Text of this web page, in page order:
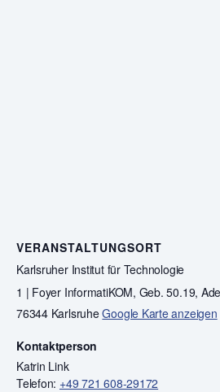
VERANSTALTUNGSORT
Karlsruher Institut für Technologie
1 | Foyer InformatiKOM, Geb. 50.19,
76344 KarlsruheGoogle Karte anzeigen
Kontaktperson
Katrin Link
Telefon: +49 721 608-29172